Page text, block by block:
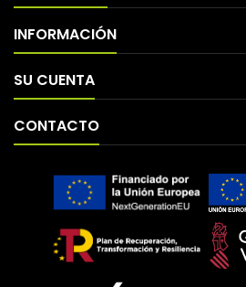
INFORMACIÓN
SU CUENTA
CONTACTO